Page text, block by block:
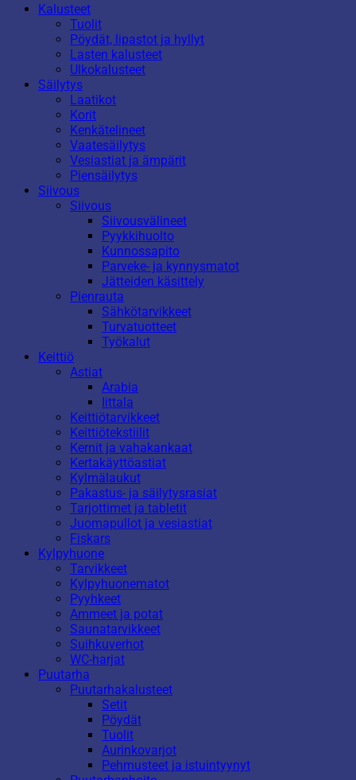
Kalusteet
Tuolit
Pöydät, lipastot ja hyllyt
Lasten kalusteet
Ulkokalusteet
Säilytys
Laatikot
Korit
Kenkätelineet
Vaatesäilytys
Vesiastiat ja ämpärit
Piensäilytys
Siivous
Siivous
Siivousvälineet
Pyykkihuolto
Kunnossapito
Parveke- ja kynnysmatot
Jätteiden käsittely
Pienrauta
Sähkötarvikkeet
Turvatuotteet
Työkalut
Keittiö
Astiat
Arabia
Iittala
Keittiötarvikkeet
Keittiötekstiilit
Kernit ja vahakankaat
Kertakäyttöastiat
Kylmälaukut
Pakastus- ja säilytysrasiat
Tarjottimet ja tabletit
Juomapullot ja vesiastiat
Fiskars
Kylpyhuone
Tarvikkeet
Kylpyhuonematot
Pyyhkeet
Ammeet ja potat
Saunatarvikkeet
Suihkuverhot
WC-harjat
Puutarha
Puutarhakalusteet
Setit
Pöydät
Tuolit
Aurinkovarjot
Pehmusteet ja istuintyynyt